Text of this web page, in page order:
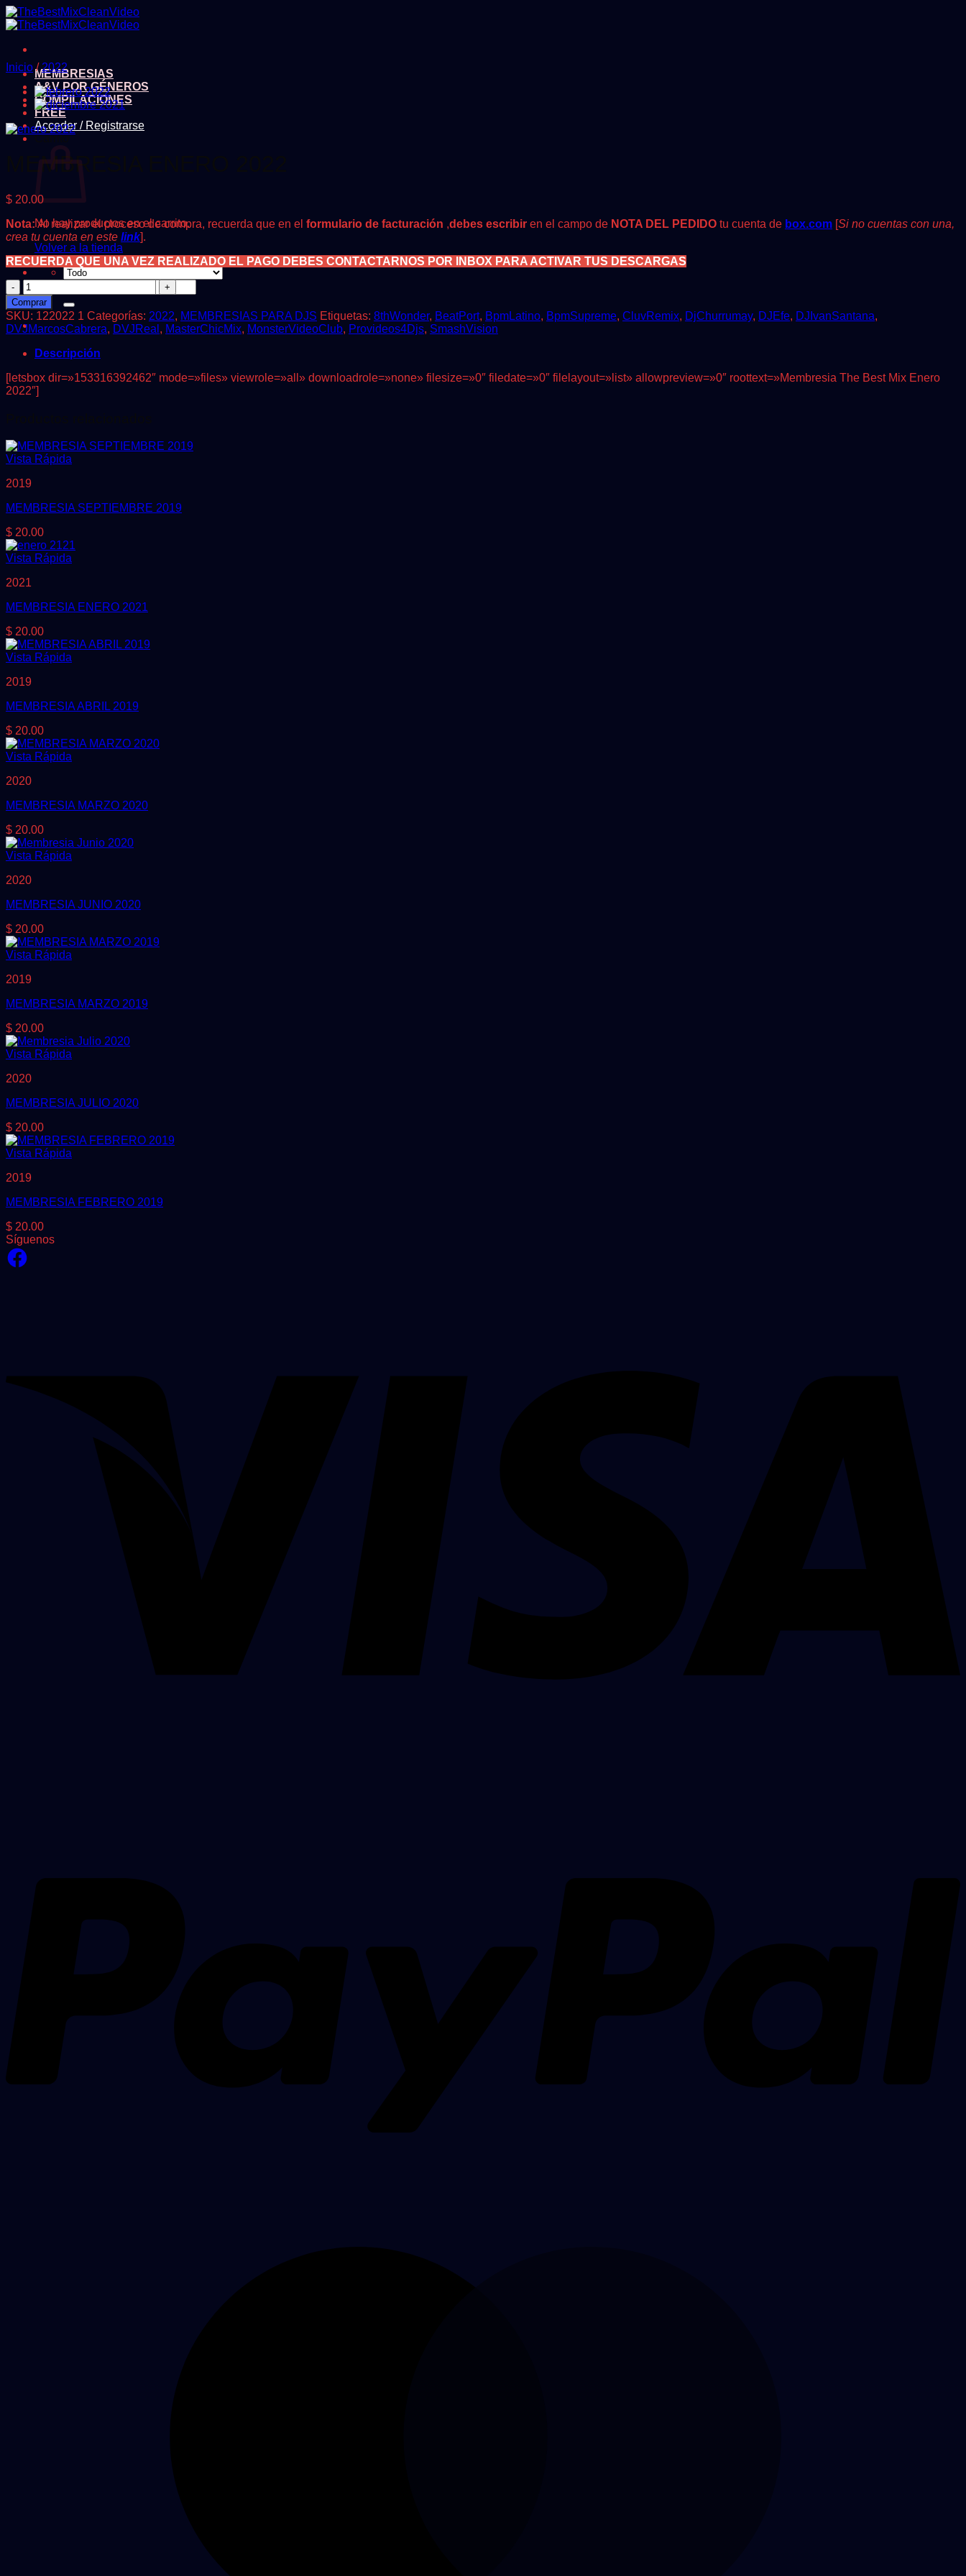
Saltar
al
MEMBRESIAS
A&V POR GÉNEROS
COMPILACIONES
FREE
Acceder / Registrarse
Carrito
No hay productos en el carrito.
Volver a la tienda
por:
Inicio / 2022
MEMBRESIA ENERO 2022
$ 20.00
Nota:Al realizar el proceso de compra, recuerda que en el formulario de facturación ,debes escribir en el campo de NOTA DEL PEDIDO tu cuenta de box.com [Si no cuentas con una,
crea tu cuenta en este link].
RECUERDA QUE UNA VEZ REALIZADO EL PAGO DEBES CONTACTARNOS POR INBOX PARA ACTIVAR TUS DESCARGAS
MEMBRESIA
ENERO
2022
cantidad
Comprar
SKU: 122022 1 Categorías: 2022, MEMBRESIAS PARA DJS Etiquetas: 8thWonder, BeatPort, BpmLatino, BpmSupreme, CluvRemix, DjChurrumay, DJEfe, DJIvanSantana,
DVJMarcosCabrera, DVJReal , MasterChicMix, MonsterVideoClub, Provideos4Djs, SmashVision
Descripción
[letsbox dir=»153316392462″ mode=»files» viewrole=»all» downloadrole=»none» filesize=»0″ filedate=»0″ filelayout=»list» allowpreview=»0″ roottext=»Membresia The Best Mix Enero
2022″]
Vista Rápida
2019
MEMBRESIA SEPTIEMBRE 2019
$ 20.00
Vista Rápida
2021
MEMBRESIA ENERO 2021
$ 20.00
Vista Rápida
2019
MEMBRESIA ABRIL 2019
$ 20.00
Vista Rápida
2020
MEMBRESIA MARZO 2020
$ 20.00
Vista Rápida
2020
MEMBRESIA JUNIO 2020
$ 20.00
Vista Rápida
2019
MEMBRESIA MARZO 2019
$ 20.00
Vista Rápida
2020
MEMBRESIA JULIO 2020
$ 20.00
Vista Rápida
2019
MEMBRESIA FEBRERO 2019
$ 20.00
Síguenos
Facebook